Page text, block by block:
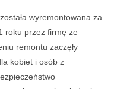
wyremontowana za
roku przez firmę ze
remontu zaczęły
kobiet i osób z